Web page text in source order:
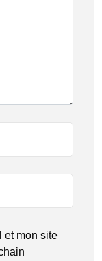
et mon site